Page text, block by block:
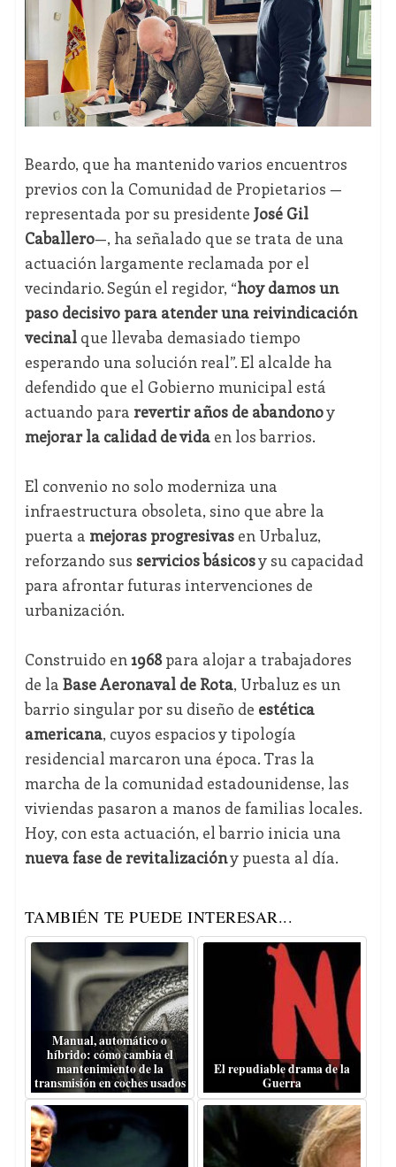
Beardo, que ha mantenido varios encuentros
previos con la Comunidad de Propietarios —
representada por su presidente José Gil
Caballero—, ha señalado que se trata de una
actuación largamente reclamada por el
vecindario. Según el regidor, “hoy damos un
paso decisivo para atender una reivindicación
vecinalque llevaba demasiado tiempo
esperando una solución real”. El alcalde ha
defendido que el Gobierno municipal está
actuando para revertir años de abandonoy
mejorar la calidad de vidaen los barrios.
El convenio no solo moderniza una
infraestructura obsoleta, sino que abre la
puerta a mejoras progresivasen Urbaluz,
reforzando sus servicios básicosy su capacidad
para afrontar futuras intervenciones de
urbanización.
Construido en1968para alojar a trabajadores
de la Base Aeronaval de Rota, Urbaluz es un
barrio singular por su diseño de estética
americana, cuyos espacios y tipología
residencial marcaron una época. Tras la
marcha de la comunidad estadounidense, las
viviendas pasaron a manos de familias locales.
Hoy, con esta actuación, el barrio inicia una
nueva fase de revitalizacióny puesta al día.
TAMBIÉN TE PUEDE INTERESAR...
Manual, automático o
híbrido: cómo cambia el
mantenimiento de la
transmisión en coches usados
El repudiable drama de la
Guerra